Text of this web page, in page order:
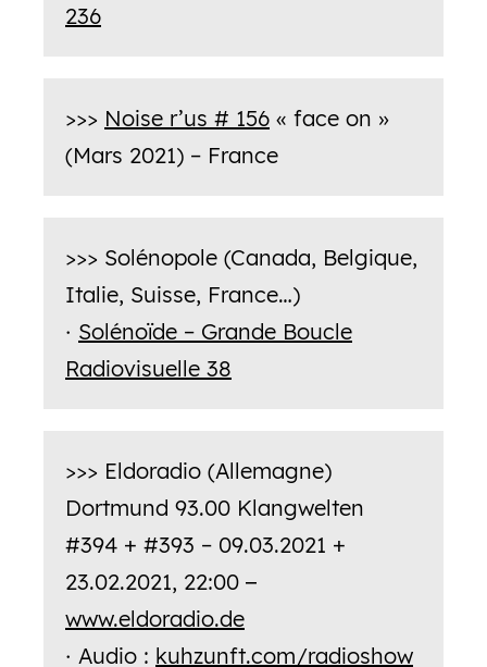
236
>>> Noise r’us # 156 « face on »
(Mars 2021) – France
>>> Solénopole (Canada, Belgique,
Italie, Suisse, France…)
· Solénoïde – Grande Boucle
Radiovisuelle 38
>>> Eldoradio (Allemagne)
Dortmund 93.00 Klangwelten
#394 + #393 – 09.03.2021 +
23.02.2021, 22:00 –
www.eldoradio.de
· Audio : kuhzunft.com/radioshow